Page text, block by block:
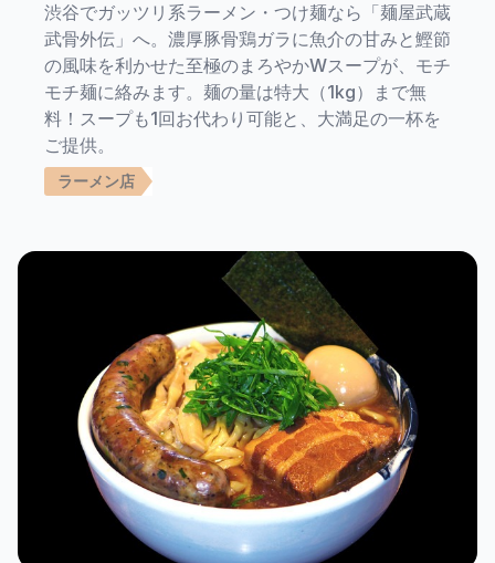
渋谷でガッツリ系ラーメン・つけ麺なら「麺屋武蔵
武骨外伝」へ。濃厚豚骨鶏ガラに魚介の甘みと鰹節
の風味を利かせた至極のまろやかWスープが、モチ
モチ麺に絡みます。麺の量は特大（1kg）まで無
料！スープも1回お代わり可能と、大満足の一杯を
ご提供。
ラーメン店